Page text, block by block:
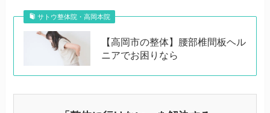
サトウ整体院・高岡本院
【高岡市の整体】腰部椎間板ヘル
ニアでお困りなら